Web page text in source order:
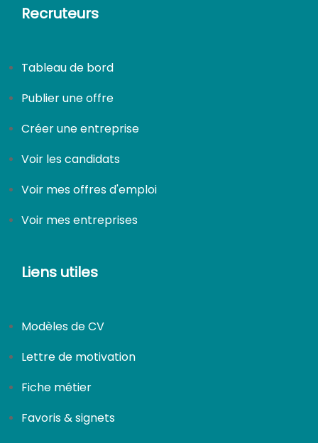
CDI
Recruteurs
Tableau de bord
Publier une offre
Créer une entreprise
Voir les candidats
Voir mes offres d'emploi
Voir mes entreprises
Liens utiles
Modèles de CV
Lettre de motivation
Fiche métier
Favoris & signets